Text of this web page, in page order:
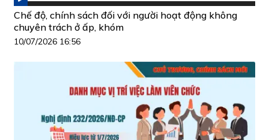
Chế độ, chính sách đối với người hoạt động không
chuyên trách ở ấp, khóm
10/07/2026 16:56